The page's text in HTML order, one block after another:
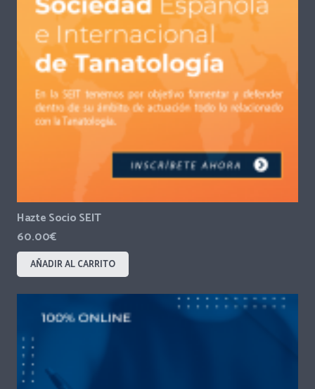
Hazte Socio SEIT
60.00€
AÑADIR AL CARRITO